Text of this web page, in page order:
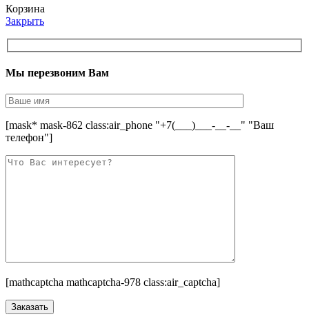
Корзина
Закрыть
Мы перезвоним Вам
[mask* mask-862 class:air_phone "+7(___)___-__-__" "Ваш
телефон"]
[mathcaptcha mathcaptcha-978 class:air_captcha]